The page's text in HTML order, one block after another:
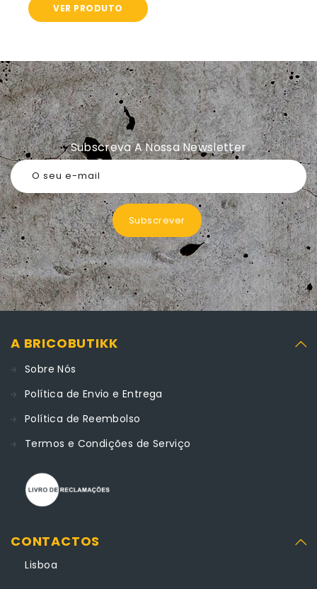
VER PRODUTO
Subscreva A Nossa Newsletter
O seu e-mail
Subscrever
A BRICOBUTIKK
Sobre Nós
Política de Envio e Entrega
Política de Reembolso
Termos e Condições de Serviço
CONTACTOS
Lisboa